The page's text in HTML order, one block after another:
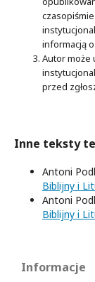
informacją
Autor może
przed
Inne teksty
Antoni
Biblijny i
Antoni
Biblijny i
Informacje